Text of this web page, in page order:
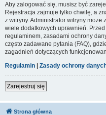
Aby zalogować się, musisz być
Rejestracja zajmuje tylko chwilę, a
z witryny. Administrator witryny
wiele dodatkowych uprawnień.
regulaminem, zasadami ochrony
często zadawane pytania (FAQ),
zagadnień dotyczących
Regulamin | Zasady ochrony
Zarejestruj się
Strona główna